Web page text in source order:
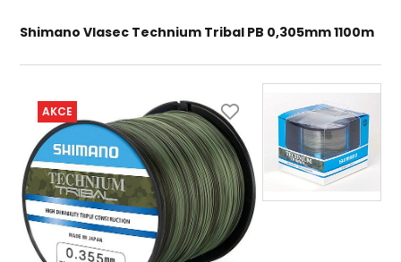
Shimano Vlasec Technium Tribal PB 0,305mm 1100m
AKCE